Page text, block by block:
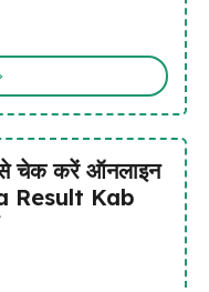
चेक करें ऑनलाइन
Result Kab